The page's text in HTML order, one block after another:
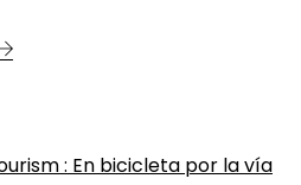
: En bicicleta por la vía